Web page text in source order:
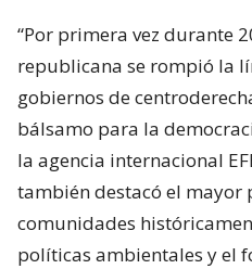
“Por primera vez durante
republicana se rompió la
gobiernos de
bálsamo para la
la agencia internacional
también destacó el mayor
comunidades
políticas ambientales y el